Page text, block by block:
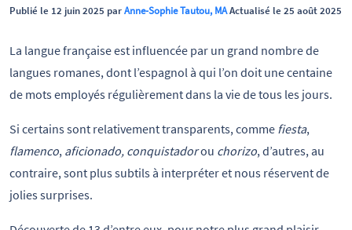
Publié le 12 juin 2025 parAnne-Sophie Tautou, MAActualisé le 25 août 2025
La langue française est influencée par un grand nombre de
langues romanes, dont l’espagnol à qui l’on doit une centaine
de mots employés régulièrement dans la vie de tous les jours.
Si certains sont relativement transparents, comme fiesta,
flamenco, aficionado, conquistadorou chorizo, d’autres, au
contraire, sont plus subtils à interpréter et nous réservent de
jolies surprises.